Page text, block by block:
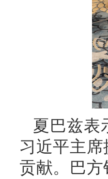
夏巴兹表
习近平主
贡献。巴